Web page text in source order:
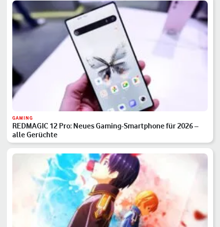
GAMING
REDMAGIC 12 Pro: Neues Gaming-Smartphone für 2026 –
alle Gerüchte